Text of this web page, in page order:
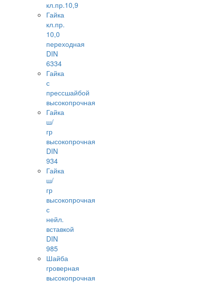
кл.пр.10,9
Гайка
кл.пр.
10,0
переходная
DIN
6334
Гайка
с
прессшайбой
высокопрочная
Гайка
ш/
гр
высокопрочная
DIN
934
Гайка
ш/
гр
высокопрочная
с
нейл.
вставкой
DIN
985
Шайба
гроверная
высокопрочная